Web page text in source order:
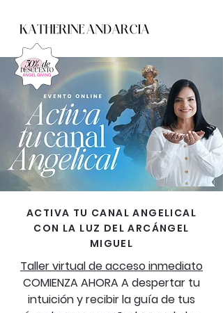
ACTIVA TU CANAL ANGELICAL
CON LA LUZ DEL ARCÁNGEL
MIGUEL
Taller virtual de acceso inmediato
COMIENZA AHORA A despertar tu
intuición y recibir la guía de tus